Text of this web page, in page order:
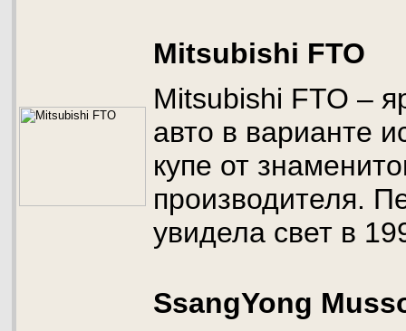
Mitsubishi FTO
Mitsubishi FTO –
авто в варианте
купе от
производителя.
увидела свет в
SsangYong